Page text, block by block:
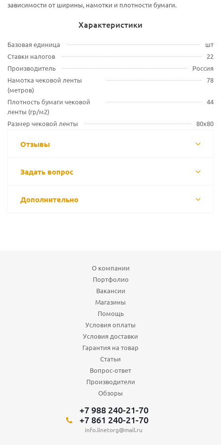
зависимости от ширины, намотки и плотности бумаги.
Характеристики
Базовая единица
шт
Ставки налогов
22
Производитель
Россия
Намотка чековой ленты
(метров)
78
Плотность бумаги чековой
ленты (гр/м2)
44
Размер чековой ленты 80х80
Отзывы
Задать вопрос
Дополнительно
О компании
Портфолио
Вакансии
Магазины
Помощь
Условия оплаты
Условия доставки
Гарантия на товар
Статьи
Вопрос-ответ
Производители
Обзоры
+7 988 240-21-70
+7 861 240-21-70
info.linetorg@mail.ru